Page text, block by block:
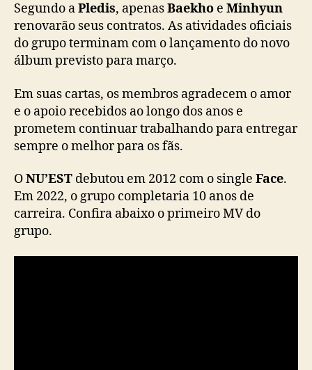
Segundo aPledis, apenasBaekho e Minhyun
renovarão seus contratos. As atividades oficiais
do grupo terminam com o lançamento do novo
álbum previsto para março.
Em suas cartas, os membros agradecem o amor
e o apoio recebidos ao longo dos anos e
prometem continuar trabalhando para entregar
sempre o melhor para os fãs.
ONU’EST debutou em 2012 com o single Face.
Em 2022, o grupo completaria 10 anos de
carreira. Confira abaixo o primeiro MV do
grupo.